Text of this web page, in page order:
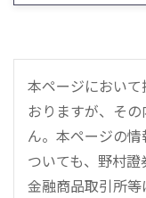
本ページにおい
おりますが、そ
ん。本ページの
ついても、野村
金融商品取引所